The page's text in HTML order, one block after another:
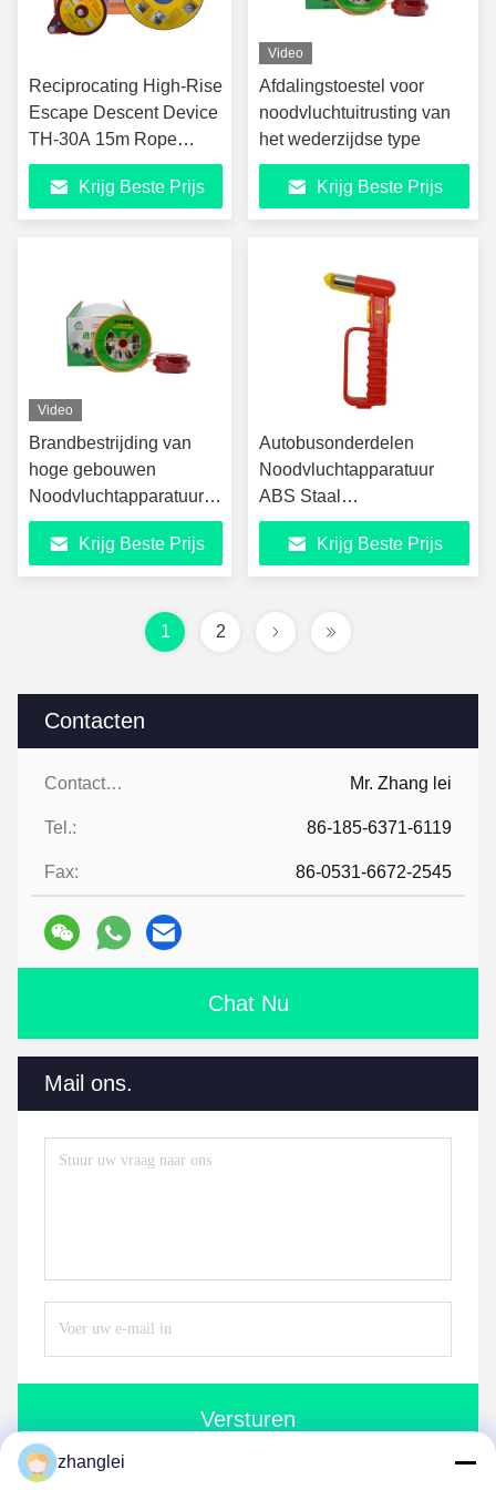
Contacten
Contacten: Mr. Zhang lei
Tel.: 86-185-6371-6119
Fax: 86-0531-6672-2545
Chat Nu
Mail ons.
Versturen
Reciprocating High-Rise
Escape Descent Device
TH-30A 15m Rope
1000kg Breaking Force
Safety Harness Kit voor
brandnood evacuatie
Krijg Beste Prijs
Video
Afdalingstoestel voor
noodvluchtuitrusting van
het wederzijdse type
Krijg Beste Prijs
Video
Brandbestrijding van
hoge gebouwen
Noodvluchtapparatuur
Levensreddende
afdalingsautoriteit
Krijg Beste Prijs
Autobusonderdelen
Noodvluchtapparatuur
ABS Staal
Noodreddingshamer
Krijg Beste Prijs
1 2
zhanglei